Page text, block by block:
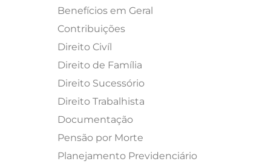
Benefícios em Geral
Contribuições
Direito Civíl
Direito de Família
Direito Sucessório
Direito Trabalhista
Documentação
Pensão por Morte
Planejamento Previdenciário